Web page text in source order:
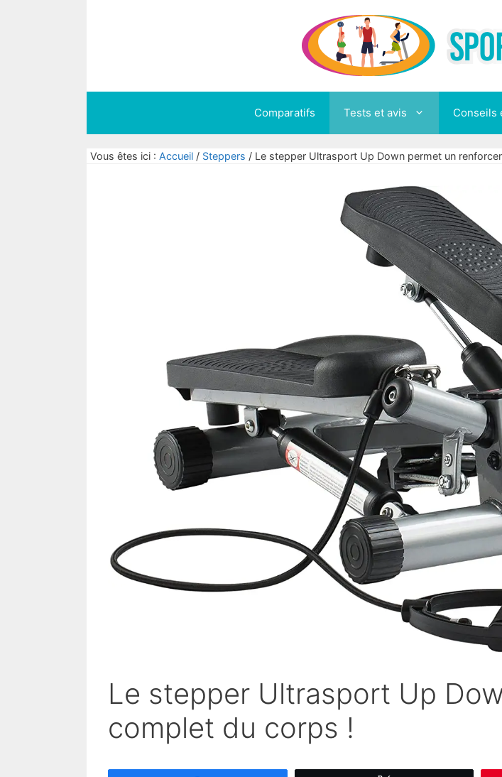
Comparatifs Tests et avis Conseils
Vous êtes ici : Accueil / Steppers / Le stepper Ultrasport Up Down permet un
Le stepper Ultrasport Up
complet du corps !